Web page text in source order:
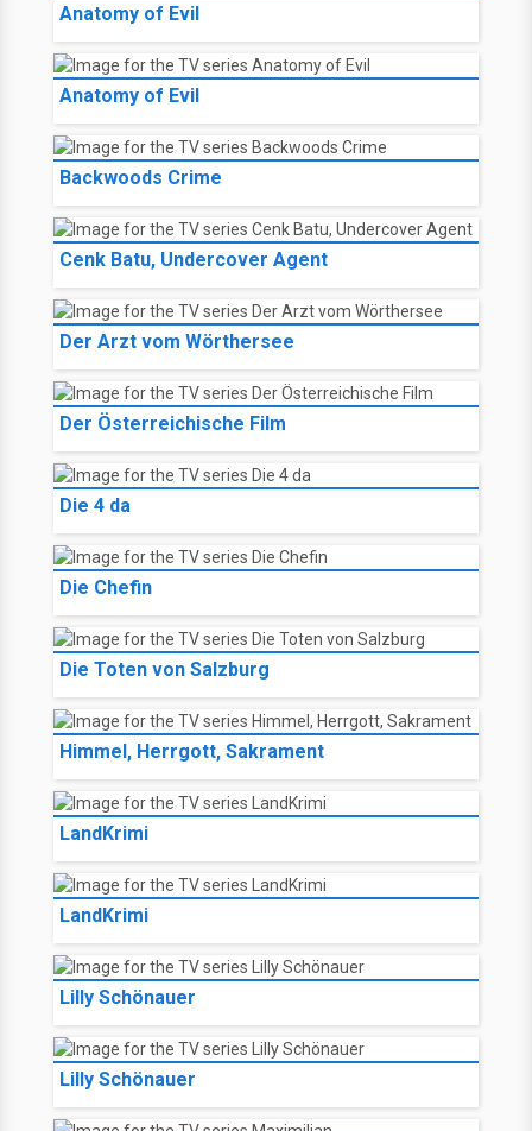
Anatomy of Evil
Anatomy of Evil
Backwoods Crime
Cenk Batu, Undercover Agent
Der Arzt vom Wörthersee
Der Österreichische Film
Die 4 da
Die Chefin
Die Toten von Salzburg
Himmel, Herrgott, Sakrament
LandKrimi
LandKrimi
Lilly Schönauer
Lilly Schönauer